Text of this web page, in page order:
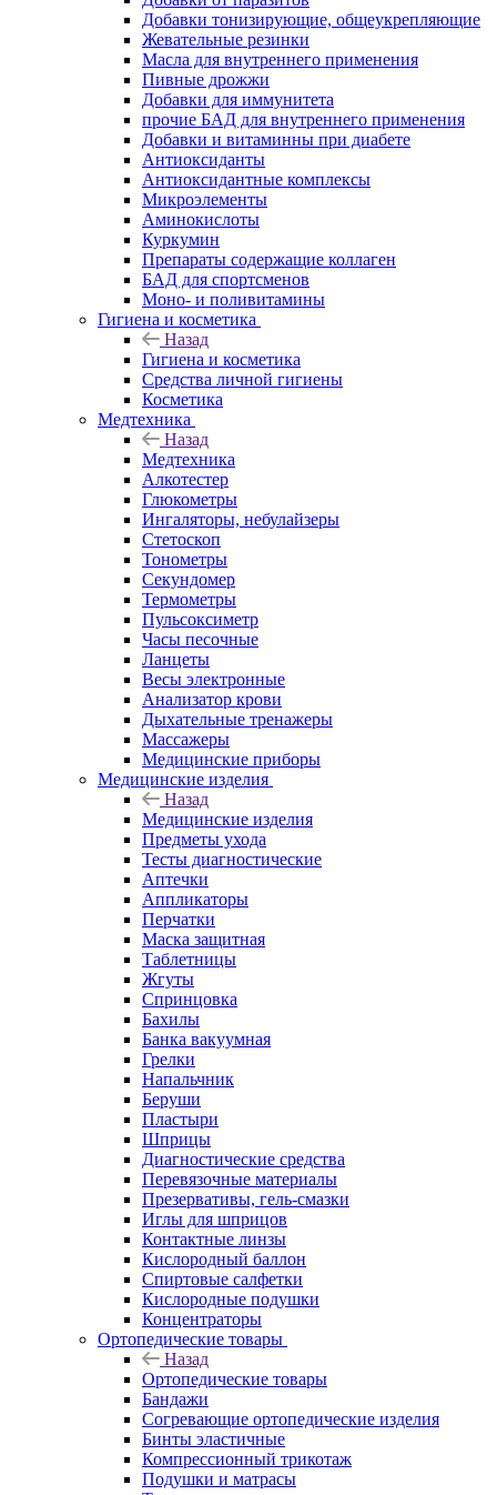
Добавки тонизирующие, общеукрепляющие
Жевательные резинки
Масла для внутреннего применения
Пивные дрожжи
Добавки для иммунитета
прочие БАД для внутреннего применения
Добавки и витаминны при диабете
Антиоксиданты
Антиоксидантные комплексы
Микроэлементы
Аминокислоты
Куркумин
Препараты содержащие коллаген
БАД для спортсменов
Моно- и поливитамины
Гигиена и косметика
Назад
Гигиена и косметика
Средства личной гигиены
Косметика
Медтехника
Назад
Медтехника
Алкотестер
Глюкометры
Ингаляторы, небулайзеры
Стетоскоп
Тонометры
Секундомер
Термометры
Пульсоксиметр
Часы песочные
Ланцеты
Весы электронные
Анализатор крови
Дыхательные тренажеры
Массажеры
Медицинские приборы
Медицинские изделия
Назад
Медицинские изделия
Предметы ухода
Тесты диагностические
Аптечки
Аппликаторы
Перчатки
Маска защитная
Таблетницы
Жгуты
Спринцовка
Бахилы
Банка вакуумная
Грелки
Напальчник
Беруши
Пластыри
Шприцы
Диагностические средства
Перевязочные материалы
Презервативы, гель-смазки
Иглы для шприцов
Контактные линзы
Кислородный баллон
Спиртовые салфетки
Кислородные подушки
Концентраторы
Ортопедические товары
Назад
Ортопедические товары
Бандажи
Согревающие ортопедические изделия
Бинты эластичные
Компрессионный трикотаж
Подушки и матрасы